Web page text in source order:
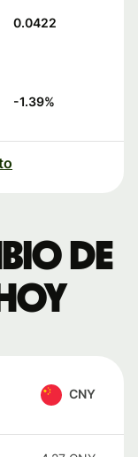
0.0422
-1.39%
de
CNY